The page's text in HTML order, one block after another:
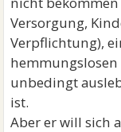
Versorgung,
Verpflichtung),
hemmungslosen
unbedingt
ist.
Aber er will sich